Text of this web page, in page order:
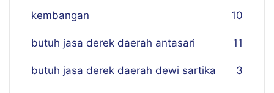
kembangan 10
butuh jasa derek daerah antasari 11
butuh jasa derek daerah dewi sartika 3